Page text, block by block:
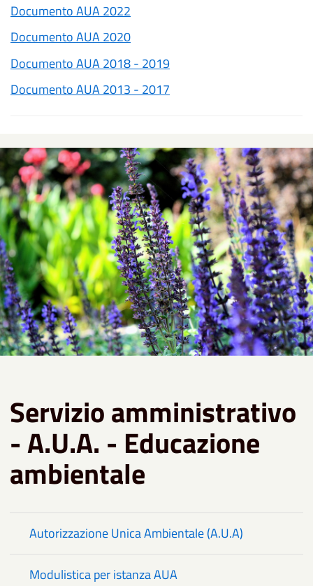
Documento AUA 2022
Documento AUA 2020
Documento AUA 2018 - 2019
Documento AUA 2013 - 2017
Servizio amministrativo
- A.U.A. - Educazione
ambientale
Autorizzazione Unica Ambientale (A.U.A)
Modulistica per istanza AUA